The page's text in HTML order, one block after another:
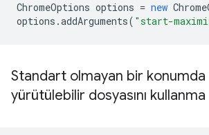
ChromeOptions options = new
options .addArguments( "start-
Standart olmayan bir
yürütülebilir dosyasını kullanma